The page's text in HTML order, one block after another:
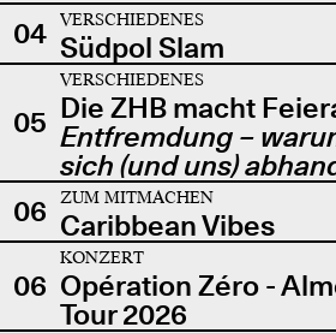
04 VERSCHIEDENES
Südpol Slam
05
VERSCHIEDENES
Die ZHB macht
Entfremdung –
sich (und uns)
06
ZUM MITMACHEN
Caribbean Vibes
06
KONZERT
Opération Zéro -
Tour 2026